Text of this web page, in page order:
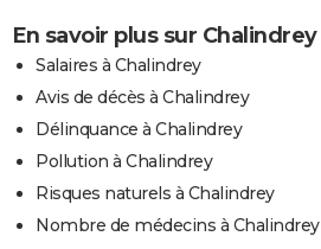
En savoir plus sur Chalindrey
Salaires à Chalindrey
Avis de décès à Chalindrey
Délinquance à Chalindrey
Pollution à Chalindrey
Risques naturels à Chalindrey
Nombre de médecins à Chalindrey